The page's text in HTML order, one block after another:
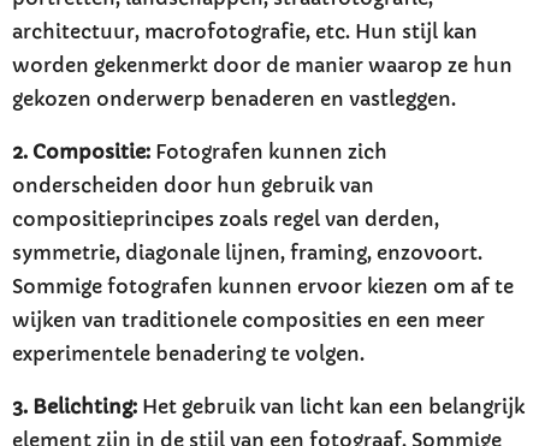
architectuur, macrofotografie, etc. Hun stijl kan
worden gekenmerkt door de manier waarop ze hun
gekozen onderwerp benaderen en vastleggen.
2. Compositie: Fotografen kunnen zich
onderscheiden door hun gebruik van
compositieprincipes zoals regel van derden,
symmetrie, diagonale lijnen, framing, enzovoort.
Sommige fotografen kunnen ervoor kiezen om af te
wijken van traditionele composities en een meer
experimentele benadering te volgen.
3. Belichting: Het gebruik van licht kan een belangrijk
element zijn in de stijl van een fotograaf. Sommige